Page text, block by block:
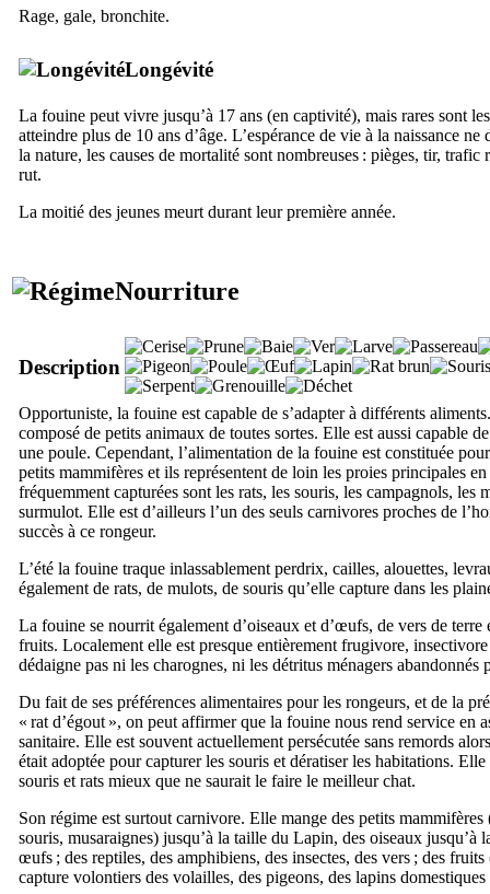
Rage, gale, bronchite.
Longévité
La fouine peut vivre jusqu’à 17 ans (en captivité), mais rares sont
atteindre plus de 10 ans d’âge. L’espérance de vie à la naissance ne
la nature, les causes de mortalité sont nombreuses : pièges, tir,
rut.
La moitié des jeunes meurt durant leur première année.
Nourriture
Description
Opportuniste, la fouine est capable de s’adapter à différents
composé de petits animaux de toutes sortes. Elle est aussi capable
une poule. Cependant, l’alimentation de la fouine est constituée
petits mammifères et ils représentent de loin les proies principales
fréquemment capturées sont les rats, les souris, les campagnols, les
surmulot. Elle est d’ailleurs l’un des seuls carnivores proches de
succès à ce rongeur.
L’été la fouine traque inlassablement perdrix, cailles, alouettes,
également de rats, de mulots, de souris qu’elle capture dans les
La fouine se nourrit également d’oiseaux et d’œufs, de vers de terre
fruits. Localement elle est presque entièrement frugivore,
dédaigne pas ni les charognes, ni les détritus ménagers abandonnés
Du fait de ses préférences alimentaires pour les rongeurs, et de la
« rat d’égout », on peut affirmer que la fouine nous rend service en
sanitaire. Elle est souvent actuellement persécutée sans remords
était adoptée pour capturer les souris et dératiser les habitations. Elle
souris et rats mieux que ne saurait le faire le meilleur chat.
Son régime est surtout carnivore. Elle mange des petits
souris, musaraignes) jusqu’à la taille du Lapin, des oiseaux jusqu’à
œufs ; des reptiles, des amphibiens, des insectes, des vers ; des
capture volontiers des volailles, des pigeons, des lapins domestiques